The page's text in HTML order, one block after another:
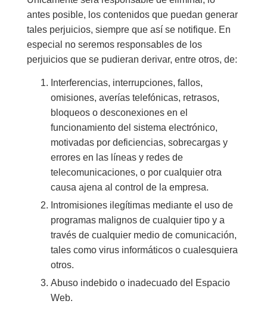
antes posible, los contenidos que puedan generar
tales perjuicios, siempre que así se notifique. En
especial no seremos responsables de los
perjuicios que se pudieran derivar, entre otros, de:
Interferencias, interrupciones, fallos,
omisiones, averías telefónicas, retrasos,
bloqueos o desconexiones en el
funcionamiento del sistema electrónico,
motivadas por deficiencias, sobrecargas y
errores en las líneas y redes de
telecomunicaciones, o por cualquier otra
causa ajena al control de la empresa.
Intromisiones ilegítimas mediante el uso de
programas malignos de cualquier tipo y a
través de cualquier medio de comunicación,
tales como virus informáticos o cualesquiera
otros.
Abuso indebido o inadecuado del Espacio
Web.